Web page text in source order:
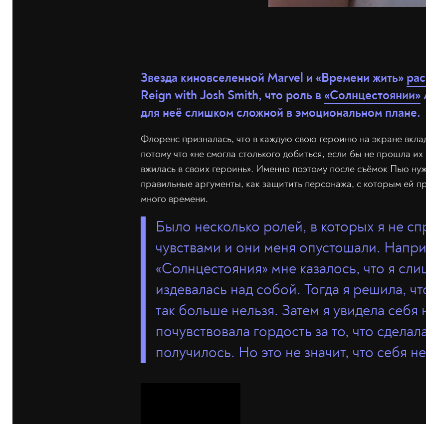
Звезда киновселенной Marvel и «Времени жить»
Reign with Josh Smith, что роль в«Солнцестоянии»
для неё слишком сложной в эмоциональном плане.
Флоренс призналась, что в каждую свою героиню на экране
потому что «не смогла столького добиться, если бы не прошла
вжилась в своих героинь». Именно поэтому после съёмок Пью
правильные аргументы, как защитить персонажа, с которым ей
много времени.
Было несколько ролей, в которых я не
чувствами и они меня опустошали.
«Солнцестояния» мне казалось, что я
издевалась над собой. Тогда я решила,
так больше нельзя. Затем я увидела себя
почувствовала гордость за то, что
получилось. Но это не значит, что себя